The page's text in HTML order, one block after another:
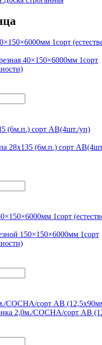
40×150×6000мм 1сорт
28х135 (6м.п.) сорт
150×150×6000мм 1сорт
2,0м./СОСНА/сорт АВ